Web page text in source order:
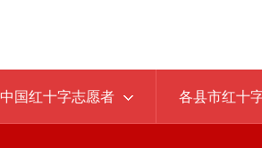
中国红十字志愿者 各县市红十